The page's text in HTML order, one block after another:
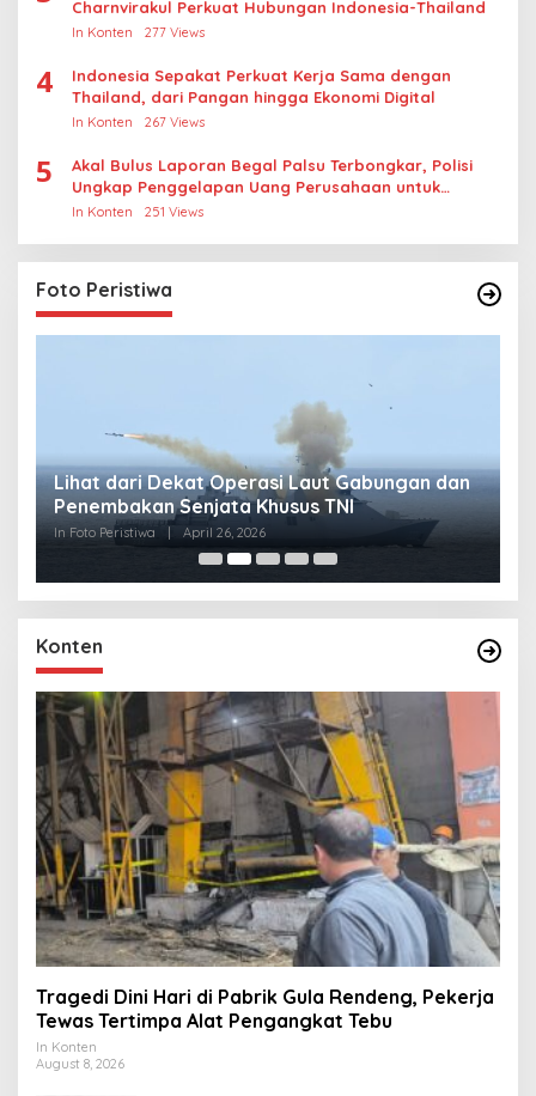
Charnvirakul Perkuat Hubungan Indonesia-Thailand
In Konten 277 Views
4
Indonesia Sepakat Perkuat Kerja Sama dengan
Thailand, dari Pangan hingga Ekonomi Digital
In Konten 267 Views
5
Akal Bulus Laporan Begal Palsu Terbongkar, Polisi
Ungkap Penggelapan Uang Perusahaan untuk
Crypto
In Konten 251 Views
Foto Peristiwa
Lihat dari Dekat Operasi Laut Gabungan dan
Penembakan Senjata Khusus TNI
In Foto Peristiwa April 26, 2026
Konten
Tragedi Dini Hari di Pabrik Gula Rendeng, Pekerja
Tewas Tertimpa Alat Pengangkat Tebu
In Konten
August 8, 2026